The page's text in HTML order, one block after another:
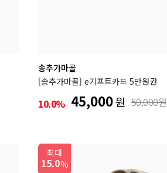
송추가마골
[송추가마골] e기프트카드 5만원권
10.0% 45,000원 50,000원
최대
15.0%